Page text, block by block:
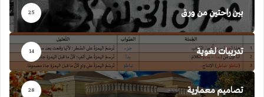
بين راحتين من ورق 25
تدريبات لغوية 14
تصاميم معمارية 28